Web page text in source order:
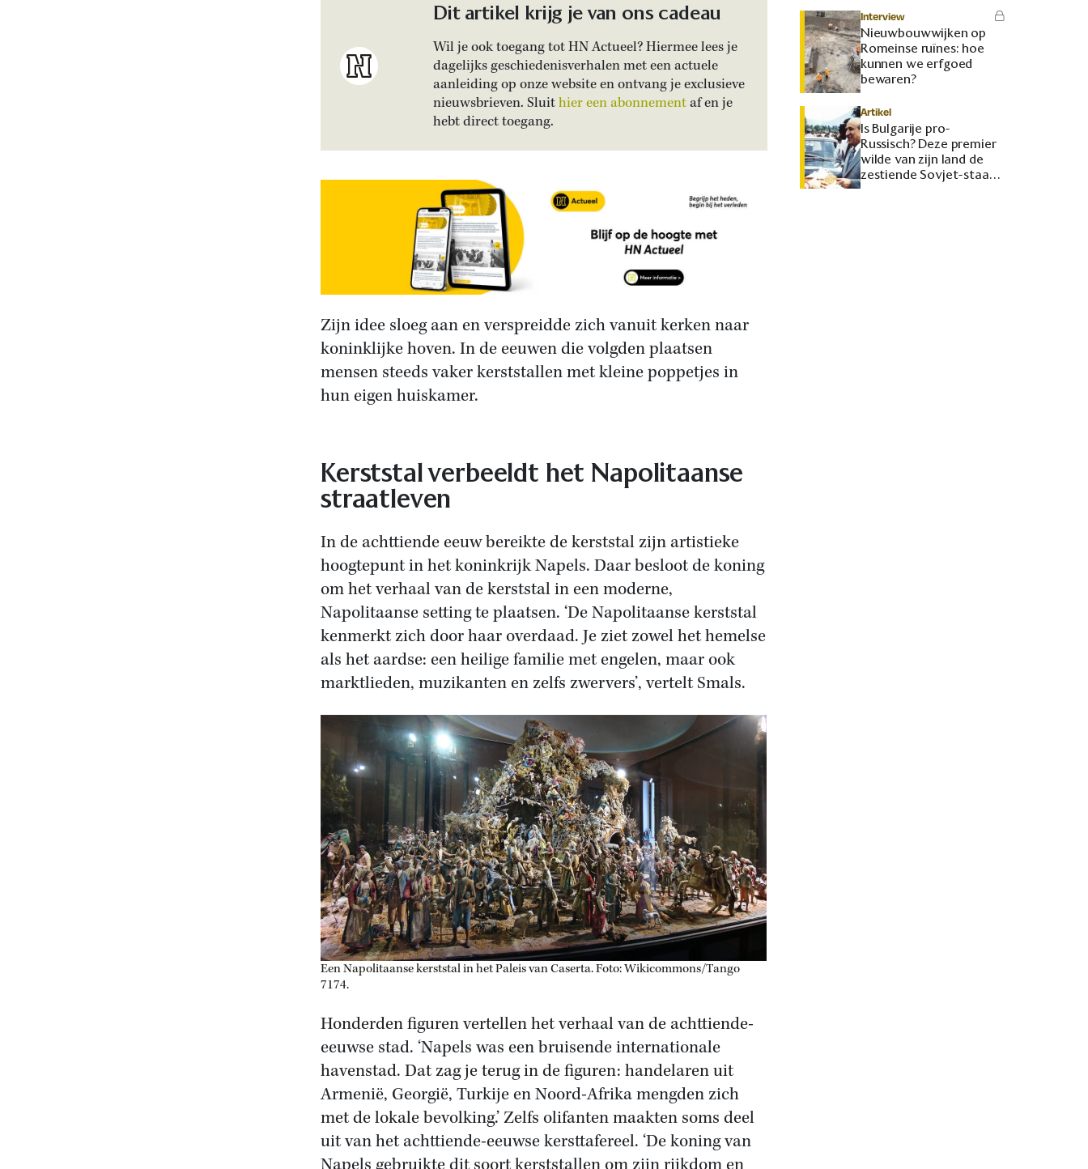
Dit artikel krijg je van ons cadeau
Wil je ook toegang tot HN Actueel? Hiermee lees je
dagelijks geschiedenisverhalen met een actuele
aanleiding op onze website en ontvang je exclusieve
nieuwsbrieven. Sluithier een abonnementaf en je
hebt direct toegang.
Zijn idee sloeg aan en verspreidde zich vanuit kerken naar
koninklijke hoven. In de eeuwen die volgden plaatsen
mensen steeds vaker kerststallen met kleine poppetjes in
hun eigen huiskamer.
Kerststal verbeeldt het Napolitaanse
straatleven
In de achttiende eeuw bereikte de kerststal zijn artistieke
hoogtepunt in het koninkrijk Napels. Daar besloot de koning
om het verhaal van de kerststal in een moderne,
Napolitaanse setting te plaatsen. ‘De Napolitaanse kerststal
kenmerkt zich door haar overdaad. Je ziet zowel het hemelse
als het aardse: een heilige familie met engelen, maar ook
marktlieden, muzikanten en zelfs zwervers’, vertelt Smals.
Een Napolitaanse kerststal in het Paleis van Caserta. Foto: Wikicommons/Tango
7174.
Honderden figuren vertellen het verhaal van de achttiende-
eeuwse stad. ‘Napels was een bruisende internationale
havenstad. Dat zag je terug in de figuren: handelaren uit
Armenië, Georgië, Turkije en Noord-Afrika mengden zich
met de lokale bevolking.’ Zelfs olifanten maakten soms deel
uit van het achttiende-eeuwse kersttafereel. ‘De koning van
Interview
Nieuwbouwwijken op
Romeinse ruïnes: hoe
kunnen we erfgoed
bewaren?
Artikel
Is Bulgarije pro-
Russisch? Deze premier
wilde van zijn land de
zestiende Sovjet-staat
maken